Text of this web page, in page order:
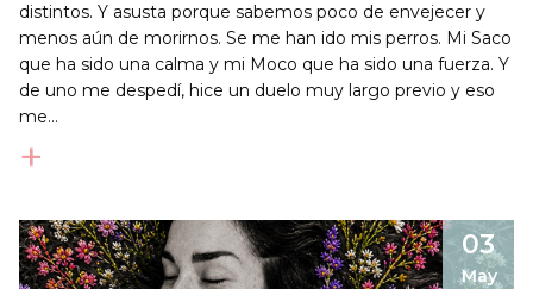
distintos. Y asusta porque sabemos poco de envejecer y
menos aún de morirnos. Se me han ido mis perros. Mi Saco
que ha sido una calma y mi Moco que ha sido una fuerza. Y
de uno me despedí, hice un duelo muy largo previo y eso
me...
+
03
May